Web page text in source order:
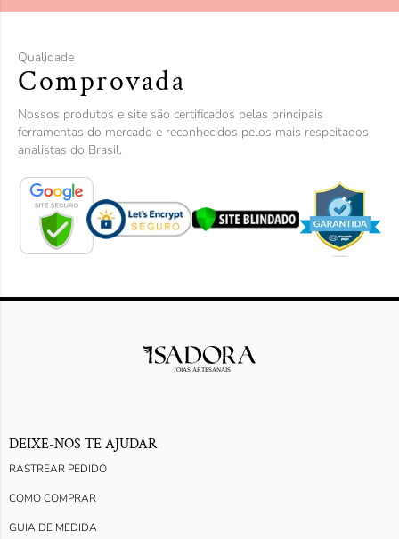
Qualidade
Comprovada
Nossos produtos e site são certificados pelas principais
ferramentas do mercado e reconhecidos pelos mais respeitados
analistas do Brasil.
DEIXE-NOS TE AJUDAR
RASTREAR PEDIDO
COMO COMPRAR
GUIA DE MEDIDA